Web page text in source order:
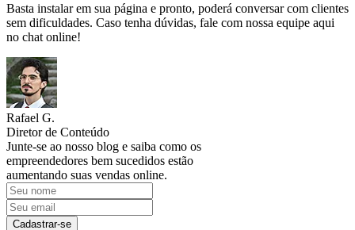
Basta instalar em sua página e pronto, poderá conversar com clientes
sem dificuldades. Caso tenha dúvidas, fale com nossa equipe aqui
no chat online!
Rafael G.
Diretor de Conteúdo
Junte-se ao nosso blog e saiba como os
empreendedores bem sucedidos estão
aumentando suas vendas online.
Cadastrar-se